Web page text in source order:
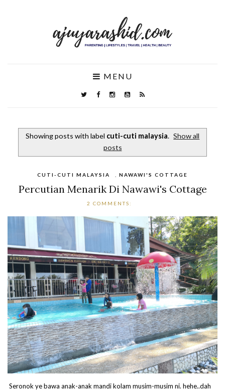
MENU
Showing posts with label cuti-cuti malaysia. Show all
posts
CUTI-CUTI MALAYSIA NAWAWI'S COTTAGE
Percutian Menarik Di Nawawi's Cottage
2 COMMENTS:
Seronok ye bawa anak-anak mandi kolam musim-musim ni. hehe..dah